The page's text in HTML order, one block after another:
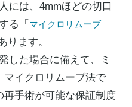
には、4mmほどの切口
る「 マイクロリムーブ
ります。
した場合に備えて、ミ
マイクロリムーブ法で
再手術が可能な保証制度